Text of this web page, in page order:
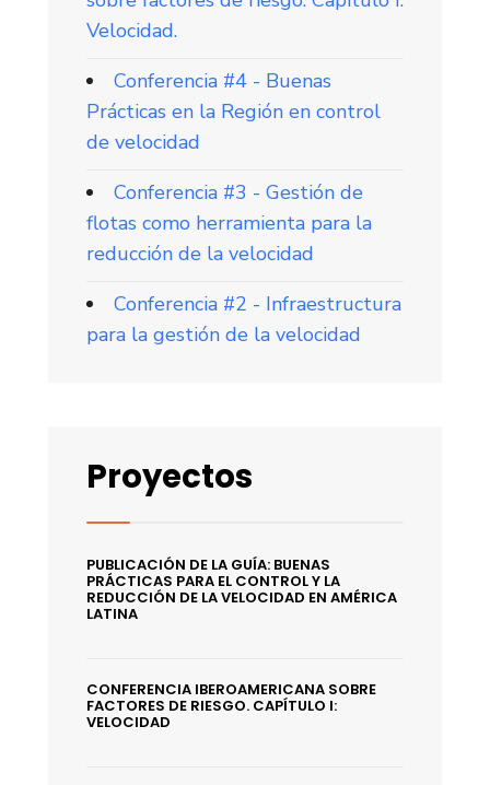
Velocidad.
Conferencia #4 - Buenas
Prácticas en la Región en control
de velocidad
Conferencia #3 - Gestión de
flotas como herramienta para la
reducción de la velocidad
Conferencia #2 - Infraestructura
para la gestión de la velocidad
Proyectos
PUBLICACIÓN DE LA GUÍA: BUENAS
PRÁCTICAS PARA EL CONTROL Y LA
REDUCCIÓN DE LA VELOCIDAD EN AMÉRICA
LATINA
CONFERENCIA IBEROAMERICANA SOBRE
FACTORES DE RIESGO. CAPÍTULO I:
VELOCIDAD